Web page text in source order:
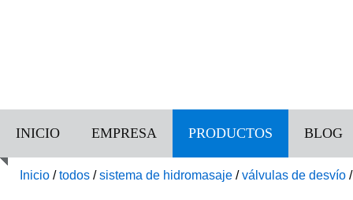
INICIO EMPRESA PRODUCTOS BLOG
Inicio /todos /sistema de hidromasaje /válvulas de desvío